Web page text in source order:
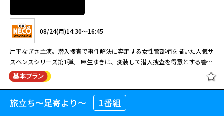
かり」(第7シリーズ) #40[字]
08/12(水)07:00～08:40
橋田壽賀子脚本による国民的ホームドラマ第7シリーズ。時代と共に変わる
08/13(木)20:00～21:00
橋田壽賀子脚本による国民的ホームドラマ第8シリーズ。嫁いだ5人の娘た
ちと父親を中心に、それぞれの家庭や周囲の人々の暮らしを描く。
「モザイク」・・・マネキン人形にモザイクをかけて人が喋っているように
て編集したテレビプロデューサー（江角マキコ）に悲劇が… 「逆
男」・・・常に最初に選んだ方と逆を選択するようにして幸運を掴んだ男
（ココリコ・田中直樹）だったが… 世にも奇妙な物語～1999秋の特別編～
『モザイク』 中原早紀(江角マキコ)は、テレビ局の敏腕プロデューサー。あ
る日、早紀が番組で暴露話をさせようとしていた男が姿を消した。早紀は急
場をしのぐため、マネキン人形にモザイク処理をし、あたかも人間がしゃべ
っているように見せかけて放送するのだが…。 世にも奇妙な物語～1999秋
の特別編～『逆男』 電機メーカーに勤務する志村信二(田中直樹)は、自分が
世にも奇妙な物語 傑作選 #14 「モザ
イク」/「逆男」
08/24(月)14:30～16:45
片平なぎさ主演。潜入捜査で事件解決に奔走する女性警部補を描いた人気サ
スペンスシリーズ第1弾。 麻生ゆきは、変装して潜入捜査を得意とする警視
庁特別捜査班の刑事。ある日、「患者が殺されている」と密告電話の入った
病院に看護師として変装し潜入すると、看護師長・河合の勤務日に不審な死
が多発していることに気付く。ゆきは、河合が葬儀社からわいろを受け取る
現場を目撃したため、話を聞こうとするが…。
女変装捜査官1
旅立ち～足寄より～ 1番組